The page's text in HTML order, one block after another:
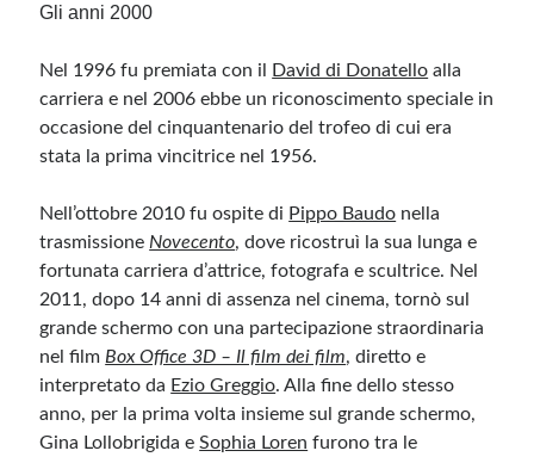
Gli anni 2000
Nel 1996 fu premiata con il David di Donatello alla
carriera e nel 2006 ebbe un riconoscimento speciale in
occasione del cinquantenario del trofeo di cui era
stata la prima vincitrice nel 1956.
Nell’ottobre 2010 fu ospite di Pippo Baudo nella
trasmissione Novecento, dove ricostruì la sua lunga e
fortunata carriera d’attrice, fotografa e scultrice. Nel
2011, dopo 14 anni di assenza nel cinema, tornò sul
grande schermo con una partecipazione straordinaria
nel film Box Office 3D – Il film dei film, diretto e
interpretato da Ezio Greggio. Alla fine dello stesso
anno, per la prima volta insieme sul grande schermo,
Gina Lollobrigida e Sophia Loren furono tra le